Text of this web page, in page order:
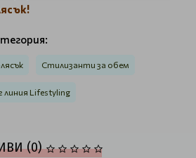
Стилизанти за обем
Lifestyling
(0)